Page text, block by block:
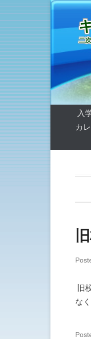
二
第1メニュ
コンテンツ
入
カ
旧
な